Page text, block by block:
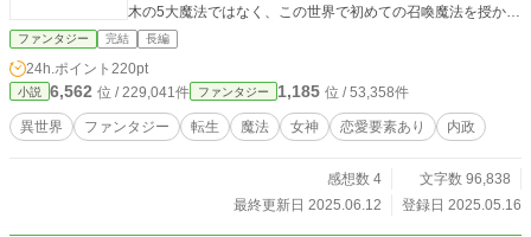
木の5大魔法ではなく、この世界で初めての召喚魔法を授か
る。最初に召喚出来たのは弱いスライム、モグラ魔獣でマリ
ウスはガッカリしたが優しい家族に見守られ次第に色んな魔
獣や地球の、物などを召喚出来るようになり、僻地の男爵家
を発展させ気が付けば大陸一豊かで最強の小さい王国を起こ
していた。
ファンタジー 完結 長編
24h.ポイント 220pt
小説 6,562 位 / 229,041件 ファンタジー 1,185 位 / 53,358件
異世界 ファンタジー 転生 魔法 女神 恋愛要素あり 内政
感想数 4
文字数 96,838
最終更新日 2025.06.12
登録日 2025.05.16